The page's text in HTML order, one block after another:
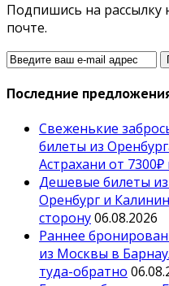
Подпишись на рассылку
почте.
Последние
Свеженькие
билеты из
Астрахани от
Дешевые билеты
Оренбург и
сторону06.08.2026
Раннее
из Москвы в
туда-обратно